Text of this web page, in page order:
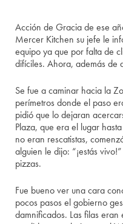
Acción de Gracia de ese
Mercer Kitchen su jefe le
equipo ya que por falta de
difíciles. Ahora, además de
Se fue a caminar hacia la
perímetros donde el paso
pidió que lo dejaran
Plaza, que era el lugar
no eran rescatistas,
alguien le dijo: “¡estás
pizzas.
Fue bueno ver una cara
pocos pasos el gobierno
damnificados. Las filas